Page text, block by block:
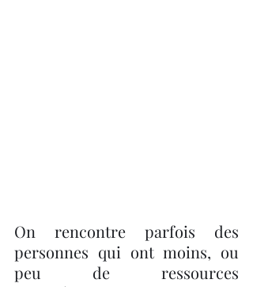
On rencontre parfois des
personnes qui ont moins, ou
peu de ressources